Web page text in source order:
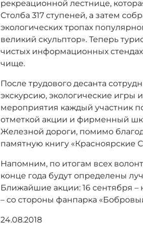
рекреационной лестнице,
Столба 317 ступеней, а затем
экологических тропах
великий скульптор». Теперь
чистых информационных
чище.
После трудового десанта
экскурсию, экологические игры
мероприятия каждый участник
отметкой акции и фирменный
Железной дороги, помимо
памятную книгу «Красноярские
Напомним, по итогам всех
конце года будут определены
Ближайшие акции: 16 сентября –
– со стороны фанпарка
24.08.2018